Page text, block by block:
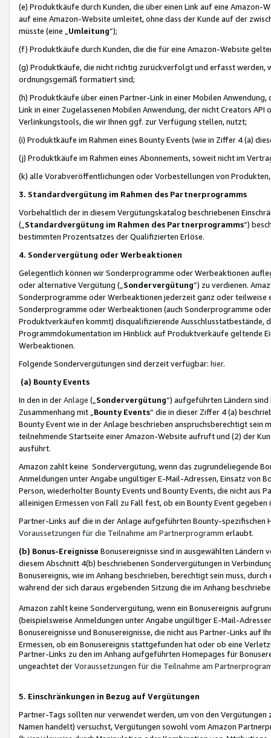
(e) Produktkäufe durch Kunden, die über einen Link auf eine
auf eine Amazon-Website umleitet, ohne dass der Kunde auf der
müsste (eine „ Umleitung“);
(f) Produktkäufe durch Kunden, die die für eine Amazon-Website
(g) Produktkäufe, die nicht richtig zurückverfolgt und erfasst werden,
ordnungsgemäß formatiert sind;
(h) Produktkäufe über einen Partner-Link in einer Mobilen
Link in einer Zugelassenen Mobilen Anwendung, der nicht Creators
Verlinkungstools, die wir Ihnen ggf. zur Verfügung stellen, nutzt;
(i) Produktkäufe im Rahmen eines Bounty Events (wie in Ziffer 4 (a)
(j) Produktkäufe im Rahmen eines Abonnements, soweit nicht im
(k) alle Vorabveröffentlichungen oder Vorbestellungen von
3. Standardvergütung im Rahmen des Partnerprogramms
Vorbehaltlich der in diesem Vergütungskatalog beschriebenen
(„ Standardvergütung im Rahmen des Partnerprogramms“)
bestimmten Prozentsatzes der Qualifizierten Erlöse.
4. Sondervergütung oder Werbeaktionen
Gelegentlich können wir Sonderprogramme oder Werbeaktionen
oder alternative Vergütung („ Sondervergütung”) zu verdienen.
Sonderprogramme oder Werbeaktionen jederzeit ganz oder
Sonderprogramme oder Werbeaktionen (auch Sonderprogramme
Produktverkäufen kommt) disqualifizierende Ausschlusstatbestände,
Programmdokumentation im Hinblick auf Produktverkäufe geltende
Werbeaktionen.
Folgende Sondervergütungen sind derzeit verfügbar: hier.
(a) Bounty Events
In den in derAnlage („ Sondervergütung“) aufgeführten Ländern
Zusammenhang mit „ Bounty Events“ die in dieser Ziffer 4 (a)
Bounty Event wie in der Anlage beschrieben anspruchsberechtigt sein
teilnehmende Startseite einer Amazon-Website aufruft und (2) der
ausführt.
Amazon zahlt keine Sondervergütung, wenn das zugrundeliegende
Anmeldungen unter Angabe ungültiger E-Mail-Adressen, Einsatz von
Person, wiederholter Bounty Events und Bounty Events, die nicht
alleinigen Ermessen von Fall zu Fall fest, ob ein Bounty Event
Partner-Links auf die in der Anlage aufgeführten Bounty-spezifischen
Voraussetzungen für die Teilnahme am Partnerprogramm erlaubt.
(b) Bonus-Ereignisse Bonusereignisse sind in ausgewählten Ländern
diesem Abschnitt 4(b) beschriebenen Sondervergütungen in
Bonusereignis, wie im Anhang beschrieben, berechtigt sein muss,
während der sich daraus ergebenden Sitzung die im Anhang
Amazon zahlt keine Sondervergütung, wenn ein Bonusereignis
(beispielsweise Anmeldungen unter Angabe ungültiger E-Mail-
Bonusereignisse und Bonusereignisse, die nicht aus Partner-Links auf
Ermessen, ob ein Bonusereignis stattgefunden hat oder ob eine
Partner-Links zu den im Anhang aufgeführten Homepages für
ungeachtet derVoraussetzungen für die Teilnahme am
5. Einschränkungen in Bezug auf Vergütungen
Partner-Tags sollten nur verwendet werden, um von den
Namen handelt) versuchst, Vergütungen sowohl vom Amazon